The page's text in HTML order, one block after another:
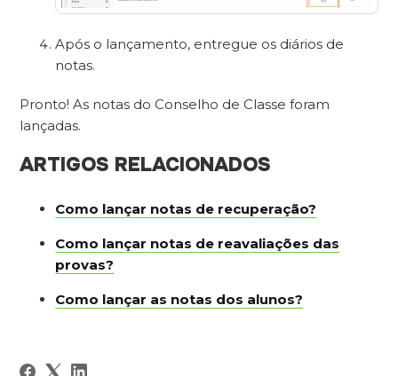
Após o lançamento, entregue os diários de
notas.
Pronto! As notas do Conselho de Classe foram
lançadas.
ARTIGOS RELACIONADOS
Como lançar notas de recuperação?
Como lançar notas de reavaliações das
provas?
Como lançar as notas dos alunos?